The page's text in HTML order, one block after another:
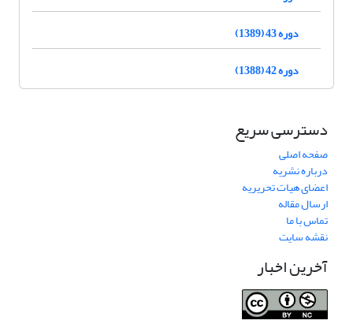
دوره 43 (1389)
دوره 42 (1388)
دسترسی سریع
صفحه اصلی
درباره نشریه
اعضای هیات تحریریه
ارسال مقاله
تماس با ما
نقشه سایت
آخرین اخبار